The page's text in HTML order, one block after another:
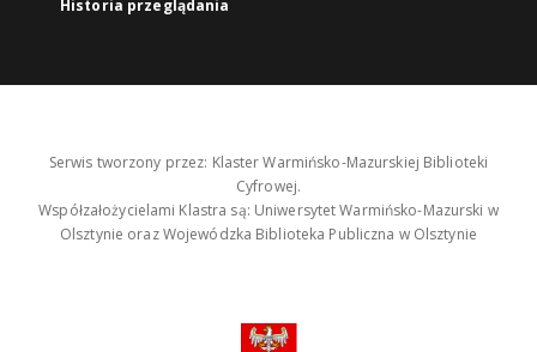
Historia przeglądania
Serwis tworzony przez: Klaster Warmińsko-Mazurskiej Biblioteki
Cyfrowej.
Współzałożycielami Klastra są: Uniwersytet Warmińsko-Mazurski w
Olsztynie oraz Wojewódzka Biblioteka Publiczna w Olsztynie